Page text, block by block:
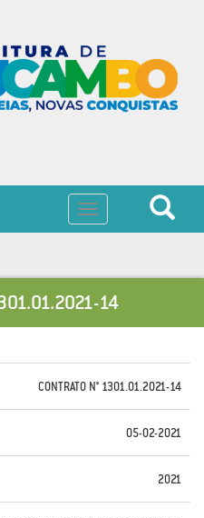
Toggle
navigation
14
CONTRATO N° 1301.01.2021-14
05-02-2021
2021